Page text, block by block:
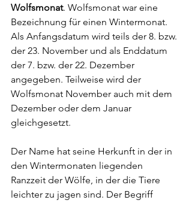
Wolfsmonat. Wolfsmonat war eine
Bezeichnung für einen Wintermonat.
Als Anfangsdatum wird teils der 8. bzw.
der 23. November und als Enddatum
der 7. bzw. der 22. Dezember
angegeben. Teilweise wird der
Wolfsmonat November auch mit dem
Dezember oder dem Januar
gleichgesetzt.
Der Name hat seine Herkunft in der in
den Wintermonaten liegenden
Ranzzeit der Wölfe, in der die Tiere
leichter zu jagen sind. Der Begriff